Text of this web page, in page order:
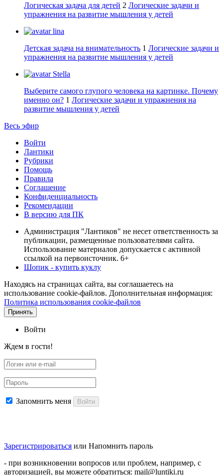
Логическая задача для детей 2 Логические задачи и
упражнения на развитие мышления у детей
lina
Детская задача на внимательность 1 Логические задачи и
упражнения на развитие мышления у детей
Stella
Выберите самого глупого человека на картинке. Почему
именно он? 1 Логические задачи и упражнения на
развитие мышления у детей
Весь эфир
Войти
Лантики
Рубрики
Помощь
Правила
Соглашение
Конфиденциальность
Рекомендации
В версию для ПК
Администрация "Лантиков" не несет ответственность за
публикации, размещенные пользователями сайта.
Использование материалов допускается с активной
ссылкой на первоисточник. 6+
Шопик - купить куклу
Находясь на страницах сайта, вы соглашаетесь на
использование cookie-файлов. Дополнительная информация:
Политика использования cookie-файлов
Принять
Войти
Ждем в гости!
Запомнить меня Войти
Зарегистрироваться или Напомнить пароль
- при возникновении вопросов или проблем, например, с
авторизацией, вы можете обратиться: mail@luntiki.ru